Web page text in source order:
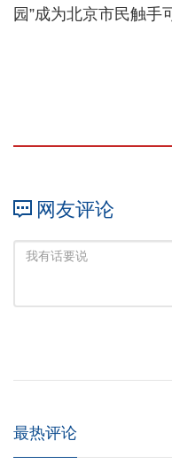
园”成为北京市民触手
网友评论
最热评论